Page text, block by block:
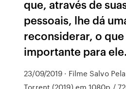
que, através de
pessoais, lhe dá
reconsiderar, o que
importante para ele.
23/09/2019 · Filme Salvo
Torrent (2019) em 1080p /